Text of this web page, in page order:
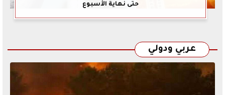
حتى نهاية الأسبوع
عربي ودولي